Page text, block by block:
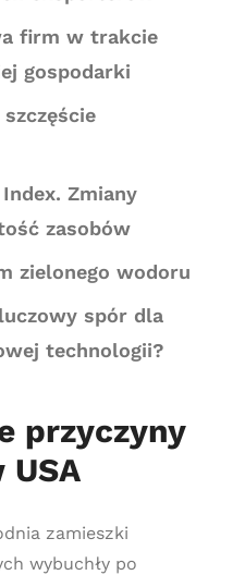
firm w trakcie
gospodarki
Zmiany
zasobów
zielonego wodoru
spór dla
technologii?
przyczyny
USA
zamieszki
wybuchły po